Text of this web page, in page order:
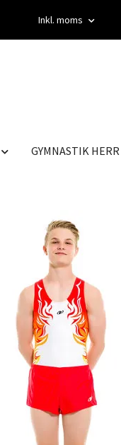
Inkl. moms
GYMNASTIK HERR